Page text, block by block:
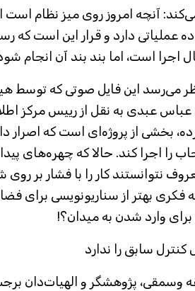
آنچه امروز روی میز نظام است
لایحه حجاب ۱۱ ماده عملیاتی دارد و قرار این است
اجرا است، اما بند بند آن انجام
به نظر می‌رسد این فایل صوتی که توسط
عبدی به نقل از رییس مرکز
بخشی از پروژه‌ای است که اصرار
اجرا کند. حالا که چهره‌های پیدا
نتوانستند کار را با فشار بر روی
فکری بهتر از سناریو‌نویسی برای
وارد شدن به میدان؟!
سابق را ندارد
وسمقی، پژوهشگر و الهیات‌دان